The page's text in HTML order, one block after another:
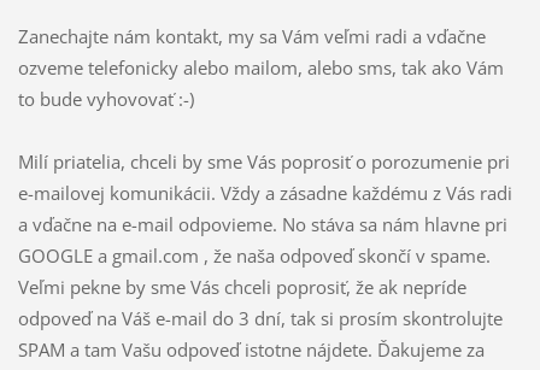
Zanechajte nám kontakt, my sa Vám veľmi radi a vďačne
ozveme telefonicky alebo mailom, alebo sms, tak ako Vám
to bude vyhovovať :-)
Milí priatelia, chceli by sme Vás poprosiť o porozumenie pri
e-mailovej komunikácii. Vždy a zásadne každému z Vás radi
a vďačne na e-mail odpovieme. No stáva sa nám hlavne pri
GOOGLE a gmail.com , že naša odpoveď skončí v spame.
Veľmi pekne by sme Vás chceli poprosiť, že ak nepríde
odpoveď na Váš e-mail do 3 dní, tak si prosím skontrolujte
SPAM a tam Vašu odpoveď istotne nájdete. Ďakujeme za